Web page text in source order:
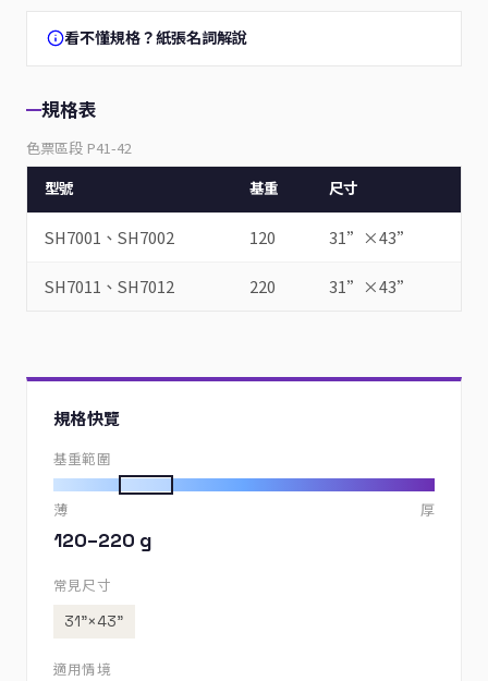
看不懂規格？紙張名詞解說
規格表
色票區段 P41-42
型號 基重 尺寸
SH7001、SH7002 120 31”×43”
SH7011、SH7012 220 31”×43”
規格快覽
基重範圍
薄 厚
120–220 g
常見尺寸
31”×43”
適用情境